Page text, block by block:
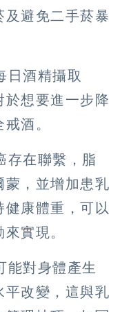
及避免二手菸暴
日酒精攝取
於想要進一步降
酒。
存在聯繫，脂
蒙，並增加患乳
康體重，可以
實現。
能對身體產生
平改變，這與乳